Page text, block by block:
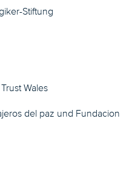
Stiftung
Wales
del paz und Fundacion